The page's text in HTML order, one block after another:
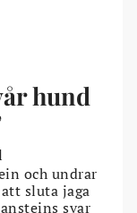
hund
och undrar
sluta jaga
svar